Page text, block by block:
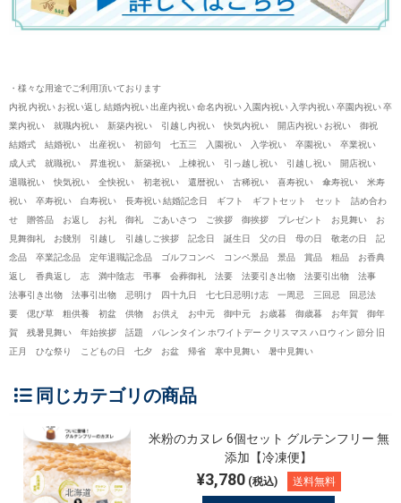
・様々な用途でご利用頂いております
内祝 内祝い お祝い返し 結婚内祝い 出産内祝い 命名内祝い 入園内祝い 入学内祝い 卒園内祝い 卒
業内祝い 就職内祝い 新築内祝い 引越し内祝い 快気内祝い 開店内祝い お祝い 御祝
結婚式 結婚祝い 出産祝い 初節句 七五三 入園祝い 入学祝い 卒園祝い 卒業祝い
成人式 就職祝い 昇進祝い 新築祝い 上棟祝い 引っ越し祝い 引越し祝い 開店祝い
退職祝い 快気祝い 全快祝い 初老祝い 還暦祝い 古稀祝い 喜寿祝い 傘寿祝い 米寿
祝い 卒寿祝い 白寿祝い 長寿祝い 結婚記念日 ギフト ギフトセット セット 詰め合わ
せ 贈答品 お返し お礼 御礼 ごあいさつ ご挨拶 御挨拶 プレゼント お見舞い お
見舞御礼 お餞別 引越し 引越しご挨拶 記念日 誕生日 父の日 母の日 敬老の日 記
念品 卒業記念品 定年退職記念品 ゴルフコンペ コンペ景品 景品 賞品 粗品 お香典
返し 香典返し 志 満中陰志 弔事 会葬御礼 法要 法要引き出物 法要引出物 法事
法事引き出物 法事引出物 忌明け 四十九日 七七日忌明け志 一周忌 三回忌 回忌法
要 偲び草 粗供養 初盆 供物 お供え お中元 御中元 お歳暮 御歳暮 お年賀 御年
賀 残暑見舞い 年始挨拶 話題 バレンタイン ホワイトデー クリスマス ハロウィン 節分 旧
正月 ひな祭り こどもの日 七夕 お盆 帰省 寒中見舞い 暑中見舞い
同じカテゴリの商品
米粉のカヌレ 6個セット グルテンフリー 無
添加【冷凍便】
¥3,780(税込) 送料無料